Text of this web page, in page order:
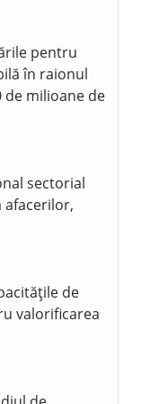
pentru
în raionul
de milioane de
sectorial
de
valorificarea